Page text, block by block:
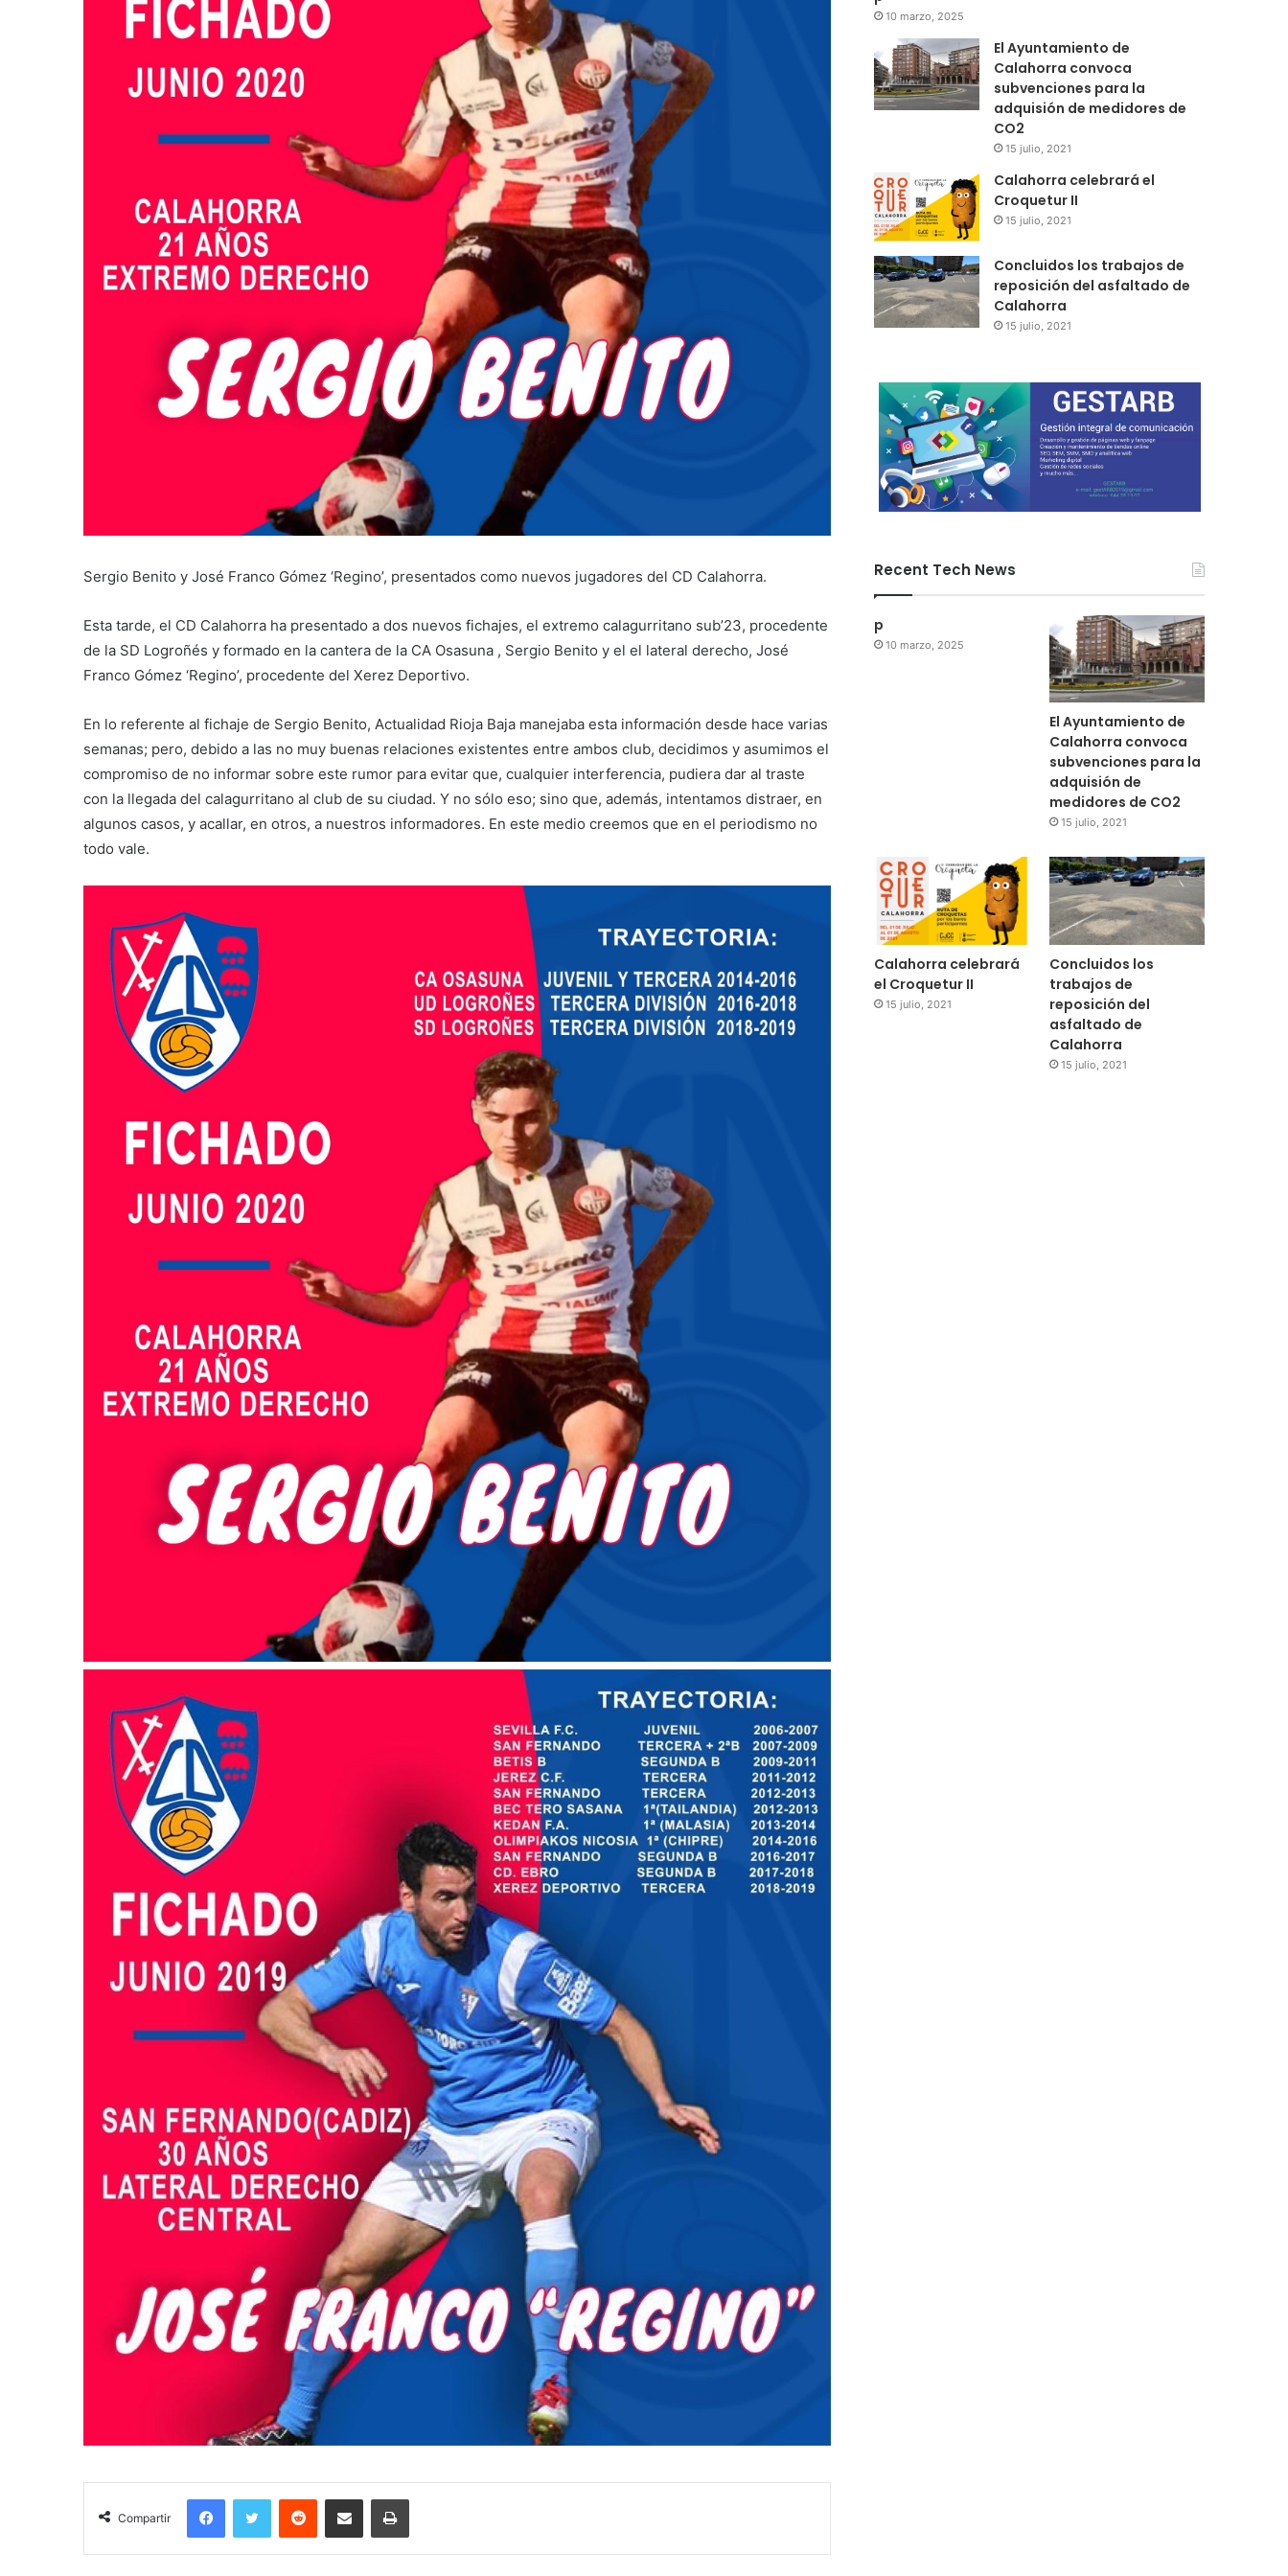
Sergio Benito y José Franco Gómez ‘Regino’, presentados como nuevos jugadores del CD Calahorra.
Esta tarde, el CD Calahorra ha presentado a dos nuevos fichajes, el extremo calagurritano sub’23, procedente
de la SD Logroñés y formado en la cantera de la CA Osasuna , Sergio Benito y el el lateral derecho, José
Franco Gómez ‘Regino’, procedente del Xerez Deportivo.
En lo referente al fichaje de Sergio Benito, Actualidad Rioja Baja manejaba esta información desde hace varias
semanas; pero, debido a las no muy buenas relaciones existentes entre ambos club, decidimos y asumimos el
compromiso de no informar sobre este rumor para evitar que, cualquier interferencia, pudiera dar al traste
con la llegada del calagurritano al club de su ciudad. Y no sólo eso; sino que, además, intentamos distraer, en
algunos casos, y acallar, en otros, a nuestros informadores. En este medio creemos que en el periodismo no
todo vale.
Compartir
10 marzo, 2025
El Ayuntamiento de
Calahorra convoca
subvenciones para la
adquisión de medidores de
CO2
15 julio, 2021
Calahorra celebrará el
Croquetur II
15 julio, 2021
Concluidos los trabajos de
reposición del asfaltado de
Calahorra
15 julio, 2021
Recent Tech News
p
10 marzo, 2025
El Ayuntamiento de
Calahorra convoca
subvenciones para la
adquisión de
medidores de CO2
15 julio, 2021
Calahorra celebrará
el Croquetur II
15 julio, 2021
Concluidos los
trabajos de
reposición del
asfaltado de
Calahorra
15 julio, 2021